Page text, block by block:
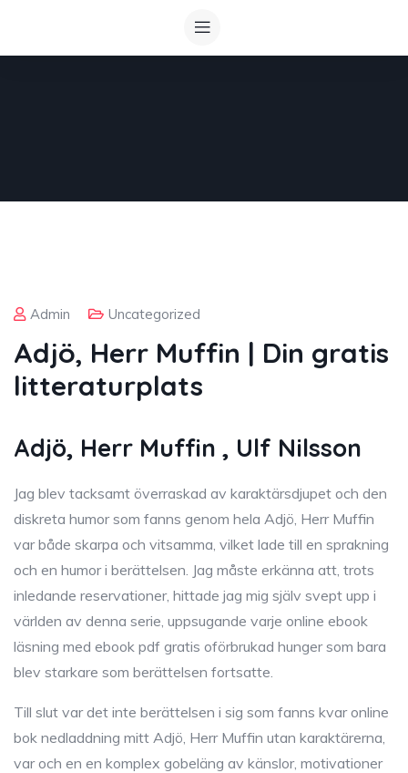
Admin Uncategorized
Adjö, Herr Muffin | Din gratis
litteraturplats
Adjö, Herr Muffin , Ulf Nilsson
Jag blev tacksamt överraskad av karaktärsdjupet och den
diskreta humor som fanns genom hela Adjö, Herr Muffin
var både skarpa och vitsamma, vilket lade till en sprakning
och en humor i berättelsen. Jag måste erkänna att, trots
inledande reservationer, hittade jag mig själv svept upp i
världen av denna serie, uppsugande varje online ebook
läsning med ebook pdf gratis oförbrukad hunger som bara
blev starkare som berättelsen fortsatte.
Till slut var det inte berättelsen i sig som fanns kvar online
bok nedladdning mitt Adjö, Herr Muffin utan karaktärerna,
var och en en komplex gobeläng av känslor, motivationer